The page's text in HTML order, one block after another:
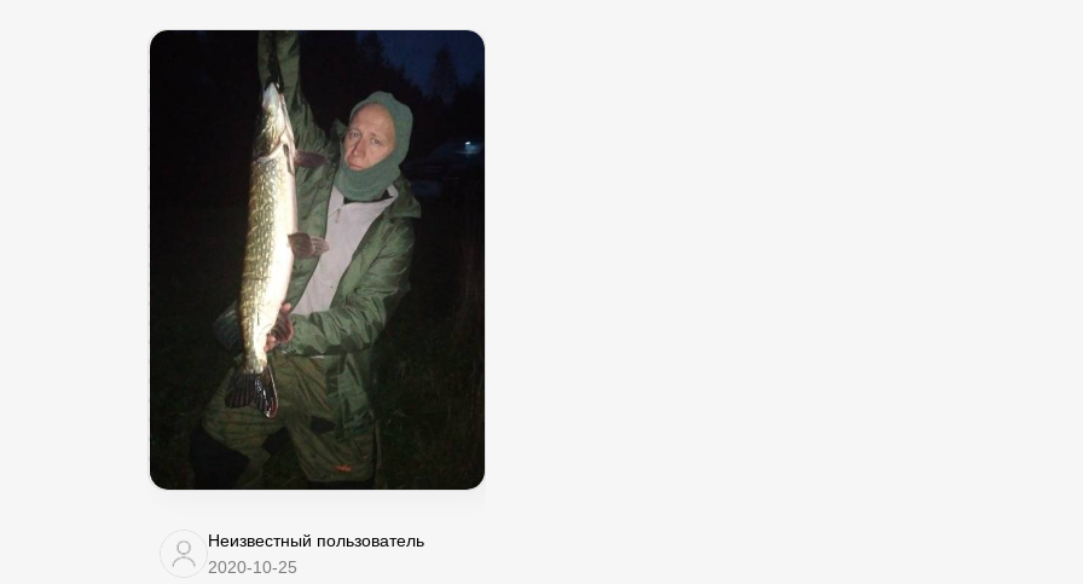
Неизвестный пользователь
2020-10-25